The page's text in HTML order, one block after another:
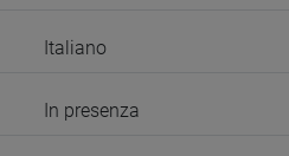
Italiano
In presenza